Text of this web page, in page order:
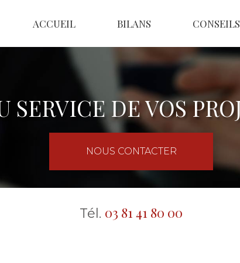
ACCUEIL BILANS CONSEILS
SERVICE DE VOS
NOUS CONTACTER
Tél. 03 81 41 80 00